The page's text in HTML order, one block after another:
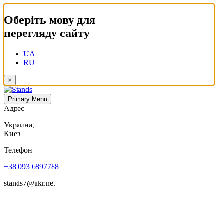
Оберіть мову для
перегляду сайту
UA
RU
×
Primary Menu
Адрес
Украина,
Киев
Телефон
+38 093 6897788
stands7@ukr.net